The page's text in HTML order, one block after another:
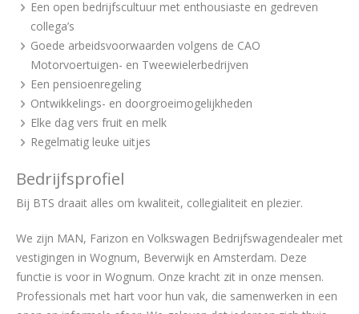
Een open bedrijfscultuur met enthousiaste en gedreven
collega’s
Goede arbeidsvoorwaarden volgens de CAO
Motorvoertuigen- en Tweewielerbedrijven
Een pensioenregeling
Ontwikkelings- en doorgroeimogelijkheden
Elke dag vers fruit en melk
Regelmatig leuke uitjes
Bedrijfsprofiel
Bij BTS draait alles om kwaliteit, collegialiteit en plezier.
We zijn MAN, Farizon en Volkswagen Bedrijfswagendealer met
vestigingen in Wognum, Beverwijk en Amsterdam. Deze
functie is voor in Wognum. Onze kracht zit in onze mensen.
Professionals met hart voor hun vak, die samenwerken in een